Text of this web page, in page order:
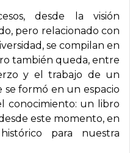
desde la visión
pero relacionado con
se compilan en
también queda, entre
y el trabajo de un
formó en un espacio
conocimiento: un libro
este momento, en
para nuestra